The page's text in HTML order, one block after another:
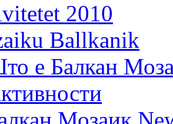
2010
Ballkanik
е Балкан